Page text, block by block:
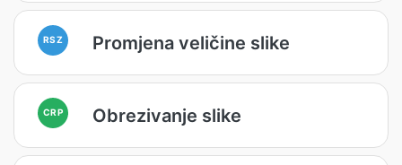
RSZ Promjena veličine slike
CRP Obrezivanje slike